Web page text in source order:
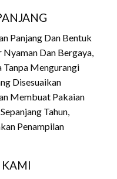
Panjang Dan Bentuk
Dan Bergaya,
Mengurangi
Disesuaikan
Membuat Pakaian
Tahun,
Penampilan
KAMI